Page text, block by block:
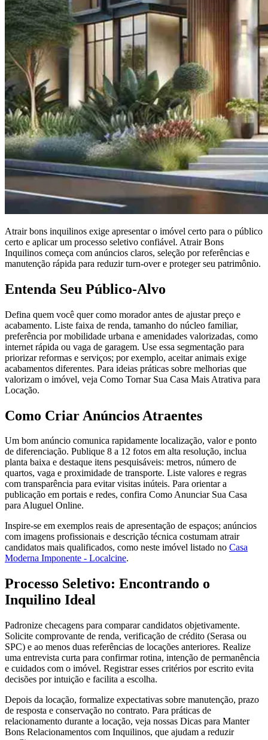
Atrair bons inquilinos exige apresentar o imóvel certo para o público
certo e aplicar um processo seletivo confiável. Atrair Bons
Inquilinos começa com anúncios claros, seleção por referências e
manutenção rápida para reduzir turn-over e proteger seu patrimônio.
Entenda Seu Público-Alvo
Defina quem você quer como morador antes de ajustar preço e
acabamento. Liste faixa de renda, tamanho do núcleo familiar,
preferência por mobilidade urbana e amenidades valorizadas, como
internet rápida ou vaga de garagem. Use essa segmentação para
priorizar reformas e serviços; por exemplo, aceitar animais exige
acabamentos diferentes. Para ideias práticas sobre melhorias que
valorizam o imóvel, veja Como Tornar Sua Casa Mais Atrativa para
Locação.
Como Criar Anúncios Atraentes
Um bom anúncio comunica rapidamente localização, valor e ponto
de diferenciação. Publique 8 a 12 fotos em alta resolução, inclua
planta baixa e destaque itens pesquisáveis: metros, número de
quartos, vaga e proximidade de transporte. Liste valores e regras
com transparência para evitar visitas inúteis. Para orientar a
publicação em portais e redes, confira Como Anunciar Sua Casa
para Aluguel Online.
Inspire-se em exemplos reais de apresentação de espaços; anúncios
com imagens profissionais e descrição técnica costumam atrair
candidatos mais qualificados, como neste imóvel listado no Casa
Moderna Imponente - Localcine.
Processo Seletivo: Encontrando o
Inquilino Ideal
Padronize checagens para comparar candidatos objetivamente.
Solicite comprovante de renda, verificação de crédito (Serasa ou
SPC) e ao menos duas referências de locações anteriores. Realize
uma entrevista curta para confirmar rotina, intenção de permanência
e cuidados com o imóvel. Registrar esses critérios por escrito evita
decisões por intuição e facilita a escolha.
Depois da locação, formalize expectativas sobre manutenção, prazo
de resposta e conservação no contrato. Para práticas de
relacionamento durante a locação, veja nossas Dicas para Manter
Bons Relacionamentos com Inquilinos, que ajudam a reduzir